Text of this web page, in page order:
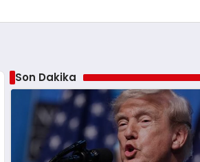
Son Dakika